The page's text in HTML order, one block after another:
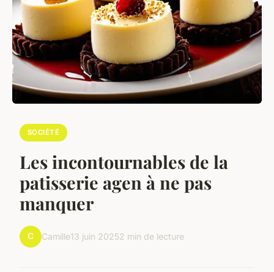
SOCIÉTÉ
Les incontournables de la
patisserie agen à ne pas
manquer
C Camille13 juin 20252 min de lecture